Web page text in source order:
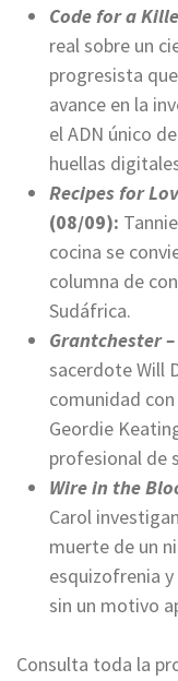
Code for a
real sobre un
progresista
avance en la
el ADN único
huellas
Recipes for
(08/09):
cocina se
columna de
Sudáfrica.
Grantchester
sacerdote Will
comunidad
Geordie
profesional de
Wire in the
Carol
muerte de un
esquizofrenia
sin un motivo
Consulta toda la